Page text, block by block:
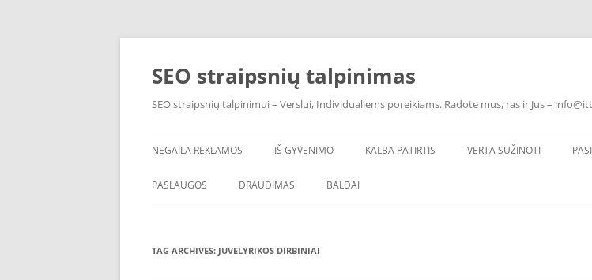
Skip
SEO straipsnių talpinimas
SEO straipsnių talpinimui – Verslui, Individualiems poreikiams. Radote mus, ras ir Jus –
NEGAILA REKLAMOS IŠ GYVENIMO KALBA PATIRTIS VERTA SUŽINOTI
PASLAUGOS DRAUDIMAS BALDAI
TAG ARCHIVES: JUVELYRIKOS DIRBINIAI